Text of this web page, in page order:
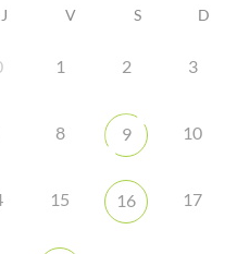
J V S D
1 2 3
8 9 10
15 16 17